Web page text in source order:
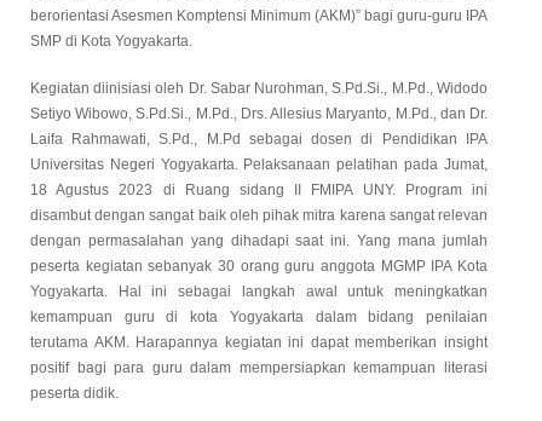
berorientasi Asesmen Komptensi Minimum (AKM)” bagi guru-guru IPA
SMP di Kota Yogyakarta.
Kegiatan diinisiasi oleh Dr. Sabar Nurohman, S.Pd.Si., M.Pd., Widodo
Setiyo Wibowo, S.Pd.Si., M.Pd., Drs. Allesius Maryanto, M.Pd., dan Dr.
Laifa Rahmawati, S.Pd., M.Pd sebagai dosen di Pendidikan IPA
Universitas Negeri Yogyakarta. Pelaksanaan pelatihan pada Jumat,
18 Agustus 2023 di Ruang sidang II FMIPA UNY. Program ini
disambut dengan sangat baik oleh pihak mitra karena sangat relevan
dengan permasalahan yang dihadapi saat ini. Yang mana jumlah
peserta kegiatan sebanyak 30 orang guru anggota MGMP IPA Kota
Yogyakarta. Hal ini sebagai langkah awal untuk meningkatkan
kemampuan guru di kota Yogyakarta dalam bidang penilaian
terutama AKM. Harapannya kegiatan ini dapat memberikan insight
positif bagi para guru dalam mempersiapkan kemampuan literasi
peserta didik.